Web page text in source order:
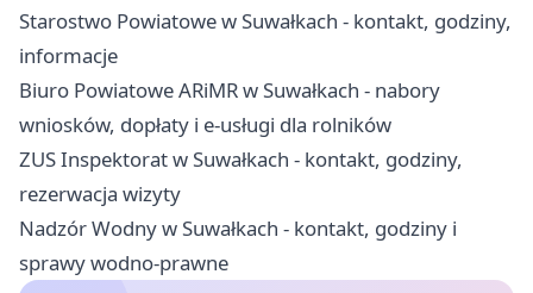
Starostwo Powiatowe w Suwałkach - kontakt, godziny,
informacje
Biuro Powiatowe ARiMR w Suwałkach - nabory
wniosków, dopłaty i e-usługi dla rolników
ZUS Inspektorat w Suwałkach - kontakt, godziny,
rezerwacja wizyty
Nadzór Wodny w Suwałkach - kontakt, godziny i
sprawy wodno-prawne